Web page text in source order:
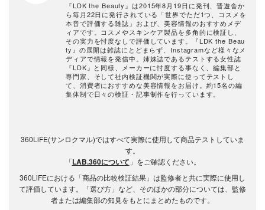
『LDK the Beauty』は2015年8月19日に発刊、晋遊舎か
ら毎月22日に発行されている「世界でただ1つ、コスメを
本音で評価する雑誌」および、美容情報のおすすめメデ
ィアです。コスメやスキンケア製品を多角的に検証し、
その実力を忖度なしで評価しています。『LDK the Beau
ty』の展開は雑誌にとどまらず、Instagramなど様々なメ
ディアで情報を発信中。姉妹誌であるテストする女性誌
『LDK』と同様、メーカーに忖度する事なく、編集部と
専門家、そして社内検証機関が実際に使ってテストし
て、消費者におすすめな美容情報をお届け。約15名の編
集体制で日々の検証・記事制作を行っています。
360LiFE(サンロクマル)ではすべて実際に使用して商品テストしていま
す。
「LAB.360について 」をご確認ください。
360LiFEにおける「商品の比較検証結果」は監修者と共に実際に使用し
て評価しています。「選び方」など、そのほかの部分については、監修
者または編集部の知見をもとにまとめたものです。